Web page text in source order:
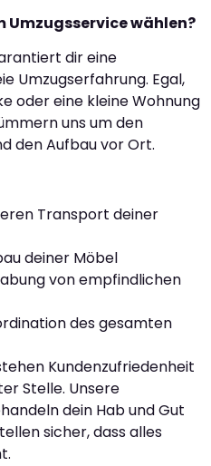
wählen?
dir eine
Umzugserfahrung. Egal,
oder eine kleine Wohnung
uns um den
den Aufbau vor Ort.
Transport deiner
deiner Möbel
von empfindlichen
des gesamten
Kundenzufriedenheit
Stelle. Unsere
dein Hab und Gut
sicher, dass alles